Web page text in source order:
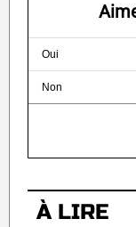
Oui
Non
À LIRE